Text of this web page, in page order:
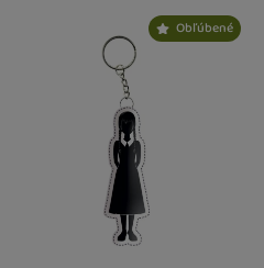
Kdy zboží dostanete?
Osobný odber vo výdajnom mieste
14. 8.
Obľúbené